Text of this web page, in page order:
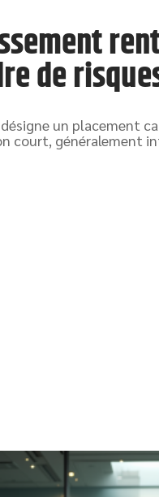
de
un placement
court, généralement